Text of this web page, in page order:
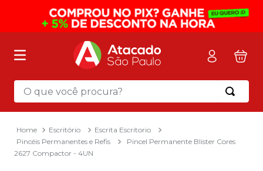
O que você procura?
Escritório
Escrita Escritorio
Pincéis Permanentes e Refis
Pincel Permanente Blister Cores
2627 Compactor - 4UN
Termos mais buscados
mochila
2º sacola